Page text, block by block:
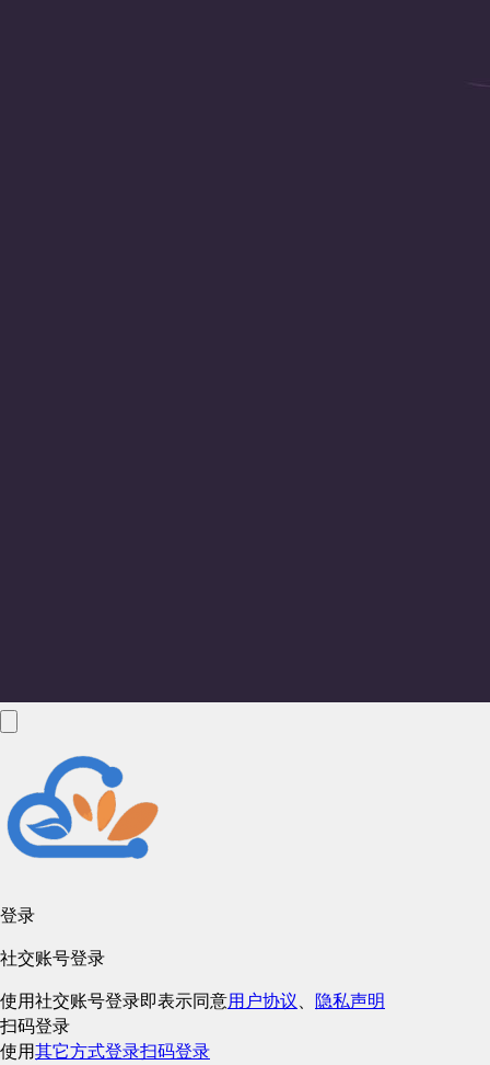
登录
社交账号登录
使用社交账号登录即表示同意用户协议、 隐私声明
扫码登录
使用其它方式登录扫码登录